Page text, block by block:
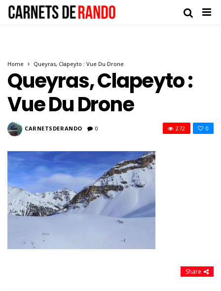
Home Queyras, Clapeyto : Vue Du Drone
Queyras, Clapeyto :
Vue Du Drone
CARNETSDERANDO 0 0
272
Share